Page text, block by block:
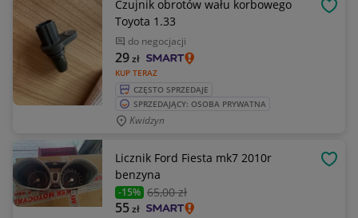
Czujnik obrotów wału korbowego
Toyota 1.33
do negocjacji
KUP TERAZ
29zł
CZĘSTO SPRZEDAJE
SPRZEDAJĄCY: OSOBA PRYWATNA
Kwidzyn
Licznik Ford Fiesta mk7 2010r
benzyna
-15% 65,00 zł
55zł